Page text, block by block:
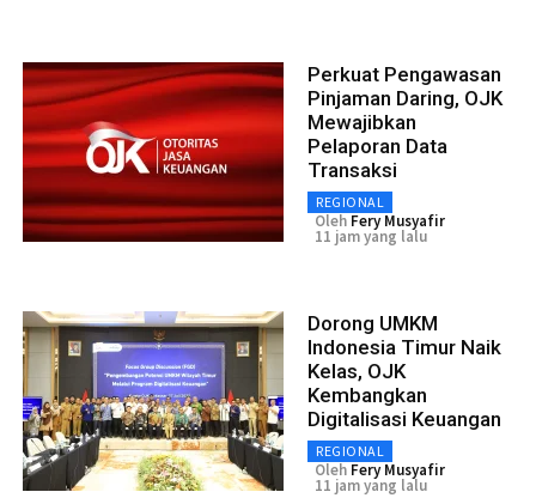
Perkuat Pengawasan
Pinjaman Daring, OJK
Mewajibkan
Pelaporan Data
Transaksi
REGIONAL
Oleh Fery Musyafir
11 jam yang lalu
Dorong UMKM
Indonesia Timur Naik
Kelas, OJK
Kembangkan
Digitalisasi Keuangan
REGIONAL
Oleh Fery Musyafir
11 jam yang lalu